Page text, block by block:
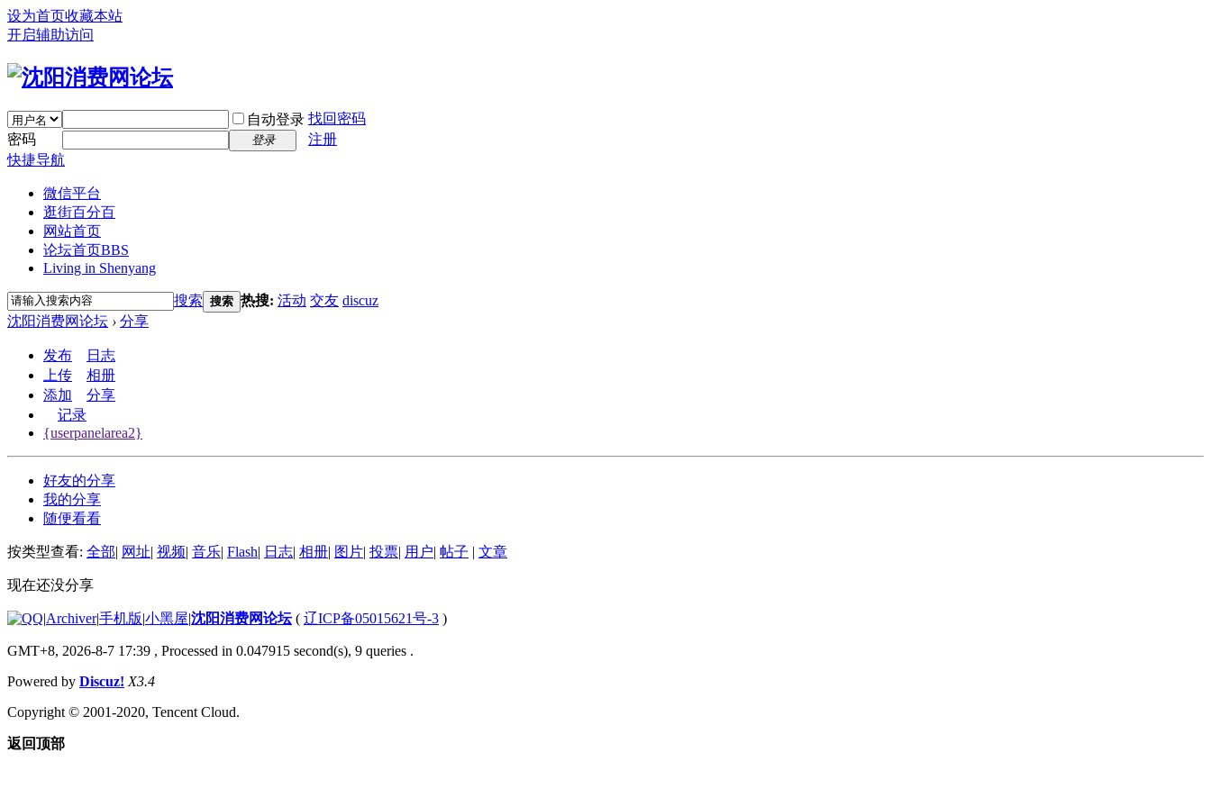
设为首页收藏本站
开启辅助访问
自动登录 找回密码
密码
登录
注册
快捷导航
微信平台
逛街百分百
网站首页
论坛首页BBS
Living in Shenyang
搜索 搜索 热搜: 活动 交友 discuz
沈阳消费网论坛 › 分享
发布
日志
上传
相册
添加
分享
记录
{userpanelarea2}
好友的分享
我的分享
随便看看
按类型查看: 全部| 网址| 视频| 音乐| Flash| 日志| 相册| 图片| 投票| 用户| 帖子 | 文章
现在还没分享
|Archiver|手机版|小黑屋|沈阳消费网论坛( 辽ICP备05015621号-3 )
GMT+8, 2026-8-7 17:39 , Processed in 0.047915 second(s), 9 queries .
Powered by Discuz! X3.4
Copyright © 2001-2020, Tencent Cloud.
返回顶部